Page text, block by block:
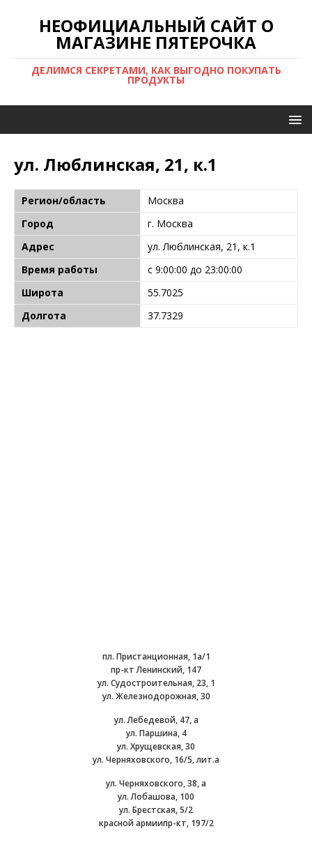
НЕОФИЦИАЛЬНЫЙ САЙТ О
МАГАЗИНЕ ПЯТЕРОЧКА
ДЕЛИМСЯ СЕКРЕТАМИ, КАК ВЫГОДНО ПОКУПАТЬ
ПРОДУКТЫ
ул. Люблинская, 21, к.1
Регион/область
Москва
Город
г. Москва
Адрес
ул. Люблинская, 21, к.1
Время работы
с 9:00:00 до 23:00:00
Широта
55.7025
Долгота
37.7329
пл. Пристанционная, 1а/1
пр-кт Ленинский, 147
ул. Судостроительная, 23, 1
ул. Железнодорожная, 30
ул. Лебедевой, 47, а
ул. Паршина, 4
ул. Хрущевская, 30
ул. Черняховского, 16/5, лит.а
ул. Черняховского, 38, а
ул. Лобашова, 100
ул. Брестская, 5/2
красной армиипр-кт, 197/2